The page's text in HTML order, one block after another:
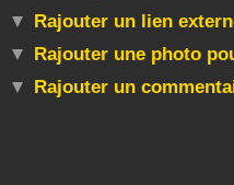
Rajouter un lien
Rajouter une photo
Rajouter un